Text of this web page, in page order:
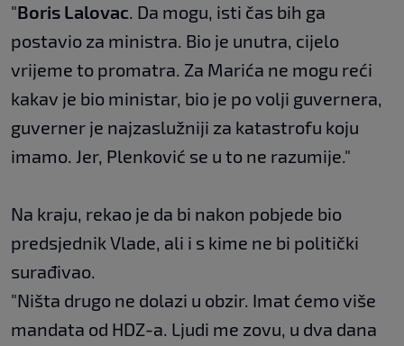
"Boris Lalovac. Da mogu, isti čas bih ga
postavio za ministra. Bio je unutra, cijelo
vrijeme to promatra. Za Marića ne mogu reći
kakav je bio ministar, bio je po volji guvernera,
guverner je najzaslužniji za katastrofu koju
imamo. Jer, Plenković se u to ne razumije."
Na kraju, rekao je da bi nakon pobjede bio
predsjednik Vlade, ali i s kime ne bi politički
surađivao.
"Ništa drugo ne dolazi u obzir. Imat ćemo više
mandata od HDZ-a. Ljudi me zovu, u dva dana